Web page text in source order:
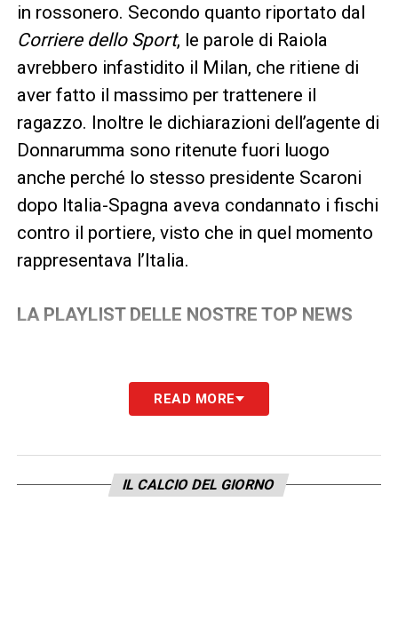
in rossonero. Secondo quanto riportato dal
Corriere dello Sport, le parole di Raiola
avrebbero infastidito il Milan, che ritiene di
aver fatto il massimo per trattenere il
ragazzo. Inoltre le dichiarazioni dell’agente di
Donnarumma sono ritenute fuori luogo
anche perché lo stesso presidente Scaroni
dopo Italia-Spagna aveva condannato i fischi
contro il portiere, visto che in quel momento
rappresentava l’Italia.
LA PLAYLIST DELLE NOSTRE TOP NEWS
READ MORE
IL CALCIO DEL GIORNO